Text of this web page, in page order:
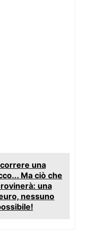
una
Ma ciò che
una
nessuno